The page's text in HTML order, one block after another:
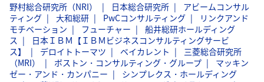
野村総合研究所（NRI） 日本総合研究所
アビームコンサル
ティング
大和総研 PwCコンサルティング
リンクアンド
モチベーション
フューチャー
船井総研ホールディング
ス
日本ＩＢＭ【ＩＢＭビジネスコンサルティングサービ
ス】
デロイトトーマツ ベイカレント
三菱総合研究所
（MRI）
ボストン・コンサルティング・グループ
マッキン
ゼー・アンド・カンパニー
シンプレクス・ホールディング